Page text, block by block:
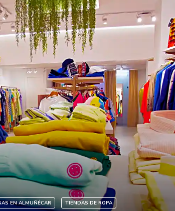
EN ALMUÑÉCAR TIENDAS DE ROPA